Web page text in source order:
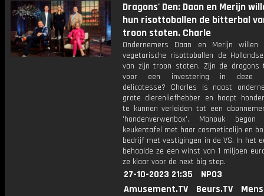
Dragons' Den: Daan en Merijn
hun risottoballen de bitterbal
troon stoten. Charle
Ondernemers Daan en Merijn
vegetarische risottoballen de
van zijn troon stoten. Zijn de dragons
voor een investering in deze
delicatesse? Charles is naast
grote dierenliefhebber en hoopt
te kunnen verleiden tot een
'hondenverwenbox'. Manouk
keukentafel met haar cosmeticalijn en
bedrijf met vestigingen in de VS. In het
behaalde ze een winst van 1 miljoen
ze klaar voor de next big step.
27-10-2023 21:35
NPO3
Amusement.TV
Beurs.TV